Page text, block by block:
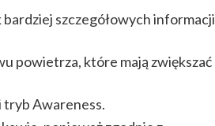
szczegółowych informacji
powietrza, które mają zwiększać
tryb Awareness.